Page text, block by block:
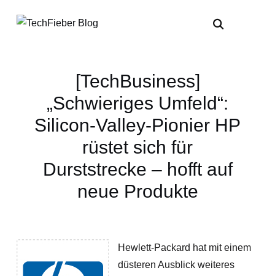
[TechBusiness]
„Schwieriges Umfeld“:
Silicon-Valley-Pionier HP
rüstet sich für
Durststrecke – hofft auf
neue Produkte
Hewlett-Packard hat mit einem
düsteren Ausblick weiteres